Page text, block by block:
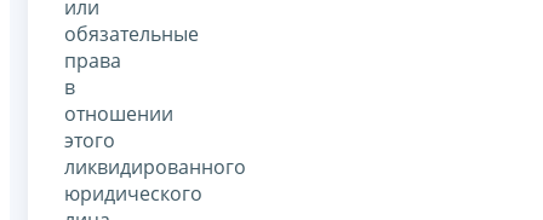
или
обязательные
права
в
отношении
этого
ликвидированного
юридического